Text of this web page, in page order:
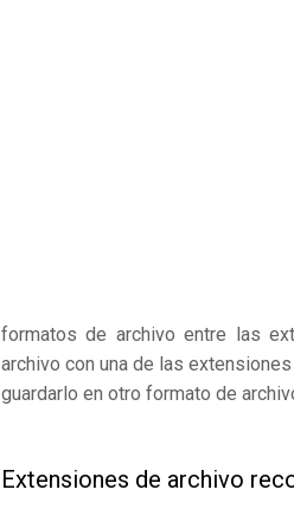
formatos de archivo entre las
archivo con una de las
guardarlo en otro formato de
Extensiones de archivo